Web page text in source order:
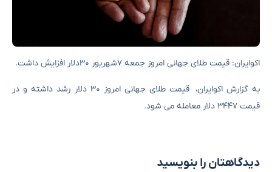
اکوایران: قیمت طلای جهانی امروز جمعه ۷شهریور ۳۰دلار افزایش داشت.
به گزارش اکوایران، قیمت طلای جهانی امروز ۳۰ دلار رشد داشته و در
قیمت ۳۴۴۷ دلار معامله می شود.
دیدگاهتان را بنویسید